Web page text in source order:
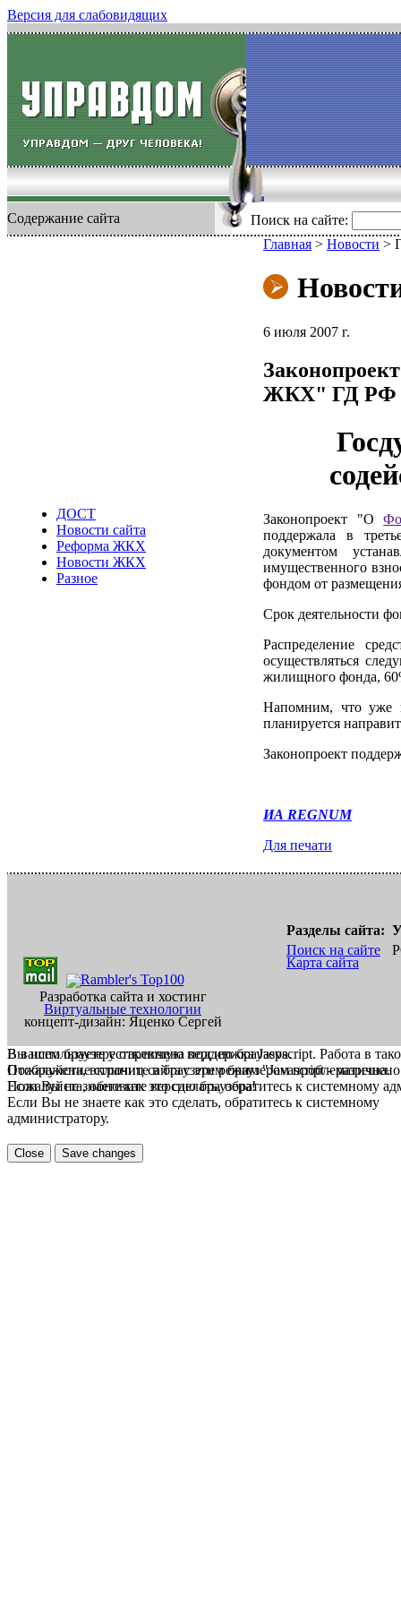
Версия для слабовидящих
Содержание сайта Поиск на сайте:
ДОСТ
Новости сайта
Реформа ЖКХ
Новости ЖКХ
Разное
Главная > Новости >
6 июля 2007 г.
ЖКХ" ГД РФ
Законопроект "О
поддержала в
документом
имущественного
фондом от
Срок деятельности
Распределение
осуществляться
жилищного фонда,
Напомним, что уже
планируется
Законопроект
ИА REGNUM
Для печати
Разработка сайта и хостинг
Виртуальные технологии
концепт-дизайн: Яценко Сергей
Разделы сайта:
Поиск на сайте
Карта сайта
В вашем браузере отключена поддержка Jasvscript. Работа в
Пожалуйста, включите в браузере режим "Javascript -
Если Вы не знаете как это сделать, обратитесь к системному
Вы используете устаревшую версию браузера.
Отображение страниц сайта с этим браузером проблематична.
Пожалуйста, обновите версию браузера!
Если Вы не знаете как это сделать, обратитесь к системному
администратору.
Close Save changes